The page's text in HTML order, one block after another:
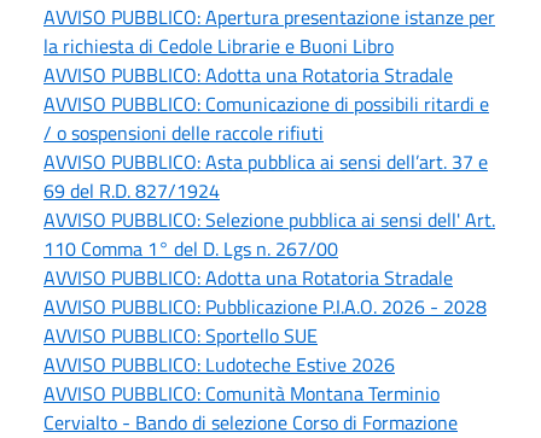
AVVISO PUBBLICO: Apertura presentazione istanze per
la richiesta di Cedole Librarie e Buoni Libro
AVVISO PUBBLICO: Adotta una Rotatoria Stradale
AVVISO PUBBLICO: Comunicazione di possibili ritardi e
/ o sospensioni delle raccole rifiuti
AVVISO PUBBLICO: Asta pubblica ai sensi dell’art. 37 e
69 del R.D. 827/1924
AVVISO PUBBLICO: Selezione pubblica ai sensi dell' Art.
110 Comma 1° del D. Lgs n. 267/00
AVVISO PUBBLICO: Adotta una Rotatoria Stradale
AVVISO PUBBLICO: Pubblicazione P.I.A.O. 2026 - 2028
AVVISO PUBBLICO: Sportello SUE
AVVISO PUBBLICO: Ludoteche Estive 2026
AVVISO PUBBLICO: Comunità Montana Terminio
Cervialto - Bando di selezione Corso di Formazione